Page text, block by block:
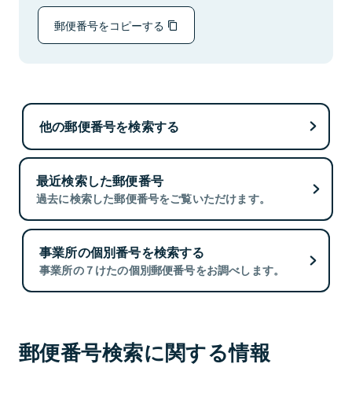
郵便番号をコピーする
他の郵便番号を検索する
最近検索した郵便番号
過去に検索した郵便番号をご覧いただけます。
事業所の個別番号を検索する
事業所の７けたの個別郵便番号をお調べします。
郵便番号検索に関する情報